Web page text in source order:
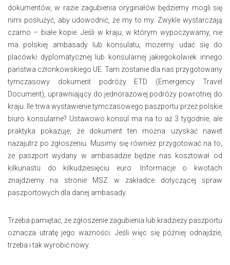
dokumentów, w razie zagubienia oryginałów będziemy mogli się
nimi posłużyć, aby udowodnić, że my to my. Zwykle wystarczają
czarno – białe kopie. Jeśli w kraju, w którym wypoczywamy, nie
ma polskiej ambasady lub konsulatu, możemy udać się do
placówki dyplomatycznej lub konsularnej jakiegokolwiek innego
państwa członkowskiego UE. Tam zostanie dla nas przygotowany
tymczasowy dokument podróży ETD (Emergency Travel
Document), uprawniający do jednorazowej podróży powrotnej do
kraju. Ile trwa wystawienie tymczasowego paszportu przez polskie
biuro konsularne? Ustawowo konsul ma na to aż 3 tygodnie, ale
praktyka pokazuje, że dokument ten można uzyskać nawet
nazajutrz po zgłoszeniu. Musimy się również przygotować na to,
że paszport wydany w ambasadzie będzie nas kosztował od
kilkunastu do kilkudziesięciu euro. Informacje o kwotach
znajdziemy na stronie MSZ w zakładce dotyczącej spraw
paszportowych dla danej ambasady.
Trzeba pamiętać, że zgłoszenie zagubienia lub kradzieży paszportu
oznacza utratę jego ważności. Jeśli więc się później odnajdzie,
trzeba i tak wyrobić nowy.